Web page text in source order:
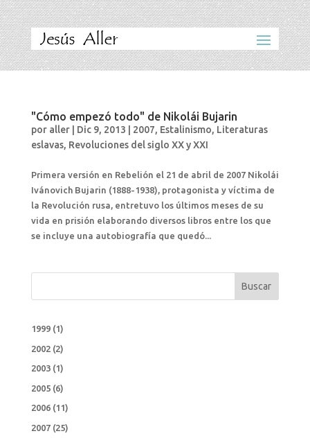
"Cómo empezó todo" de Nikolái Bujarin
por aller| Dic 9, 2013 2007, Estalinismo, Literaturas
eslavas, Revoluciones del siglo XX y XXI
Primera versión en Rebelión el 21 de abril de 2007 Nikolái
Ivánovich Bujarin (1888-1938), protagonista y víctima de
la Revolución rusa, entretuvo los últimos meses de su
vida en prisión elaborando diversos libros entre los que
se incluye una autobiografía que quedó...
Buscar
1999(1)
2002(2)
2003(1)
2005(6)
2006(11)
2007(25)